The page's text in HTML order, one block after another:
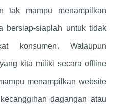
tak mampu menampilkan
bersiap-siaplah untuk tidak
konsumen. Walaupun
kita miliki secara offline
menampilkan website
dagangan atau